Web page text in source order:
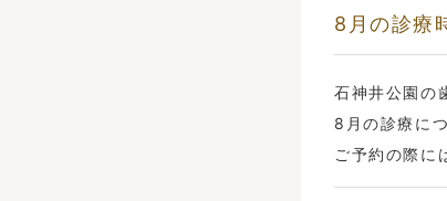
8月の診療
石神井公園の
8月の診療に
ご予約の際に